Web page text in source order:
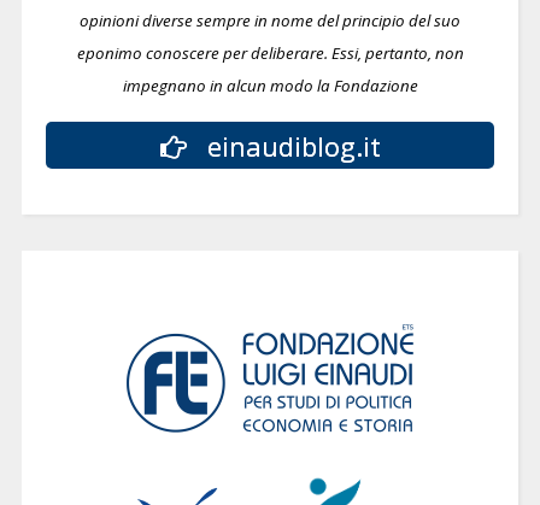
opinioni diverse sempre in nome del principio del suo
eponimo conoscere per deliberare. Essi, pertanto, non
impegnano in alcun modo la Fondazione
einaudiblog.it